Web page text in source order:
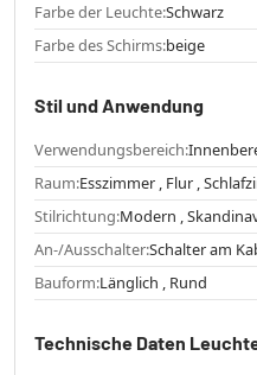
Farbe der Leuchte:Schwarz
Farbe des Schirms:beige
Stil und Anwendung
Verwendungsbereich:
Raum:Esszimmer , Flur ,
Stilrichtung:Modern ,
An-/Ausschalter:Schalter am
Bauform:Länglich , Rund
Technische Daten